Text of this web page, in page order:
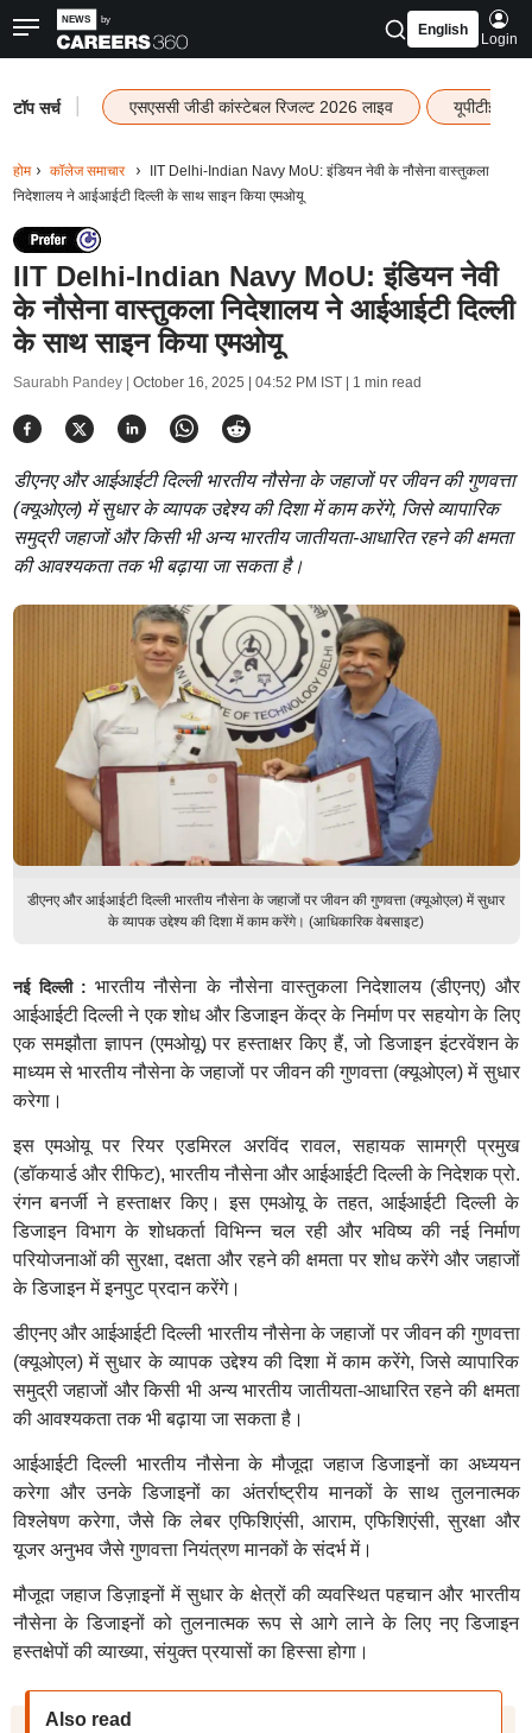
English
Login
टॉप सर्च एसएससी जीडी कांस्टेबल रिजल्ट 2026 लाइव यूपीटीईटी
होम कॉलेज समाचार
IIT Delhi-Indian Navy MoU: इंडियन नेवी के नौसेना वास्तुकला
निदेशालय ने आईआईटी दिल्ली के साथ साइन किया एमओयू
IIT Delhi-Indian Navy MoU: इंडियन नेवी
के नौसेना वास्तुकला निदेशालय ने आईआईटी दिल्ली
के साथ साइन किया एमओयू
Saurabh Pandey | October 16, 2025 | 04:52 PM IST| 1 min read
डीएनए और आईआईटी दिल्ली भारतीय नौसेना के जहाजों पर जीवन की गुणवत्ता
(क्यूओएल) में सुधार के व्यापक उद्देश्य की दिशा में काम करेंगे, जिसे व्यापारिक
समुद्री जहाजों और किसी भी अन्य भारतीय जातीयता-आधारित रहने की क्षमता
की आवश्यकता तक भी बढ़ाया जा सकता है।
डीएनए और आईआईटी दिल्ली भारतीय नौसेना के जहाजों पर जीवन की गुणवत्ता (क्यूओएल) में सुधार
के व्यापक उद्देश्य की दिशा में काम करेंगे। (आधिकारिक वेबसाइट)
नई दिल्ली :भारतीय नौसेना के नौसेना वास्तुकला निदेशालय (डीएनए) और
आईआईटी दिल्ली ने एक शोध और डिजाइन केंद्र के निर्माण पर सहयोग के लिए
एक समझौता ज्ञापन (एमओयू) पर हस्ताक्षर किए हैं, जो डिजाइन इंटरवेंशन के
माध्यम से भारतीय नौसेना के जहाजों पर जीवन की गुणवत्ता (क्यूओएल) में सुधार
करेगा।
इस एमओयू पर रियर एडमिरल अरविंद रावल, सहायक सामग्री प्रमुख
(डॉकयार्ड और रीफिट), भारतीय नौसेना और आईआईटी दिल्ली के निदेशक प्रो.
रंगन बनर्जी ने हस्ताक्षर किए। इस एमओयू के तहत, आईआईटी दिल्ली के
डिजाइन विभाग के शोधकर्ता विभिन्न चल रही और भविष्य की नई निर्माण
परियोजनाओं की सुरक्षा, दक्षता और रहने की क्षमता पर शोध करेंगे और जहाजों
के डिजाइन में इनपुट प्रदान करेंगे।
डीएनए और आईआईटी दिल्ली भारतीय नौसेना के जहाजों पर जीवन की गुणवत्ता
(क्यूओएल) में सुधार के व्यापक उद्देश्य की दिशा में काम करेंगे, जिसे व्यापारिक
समुद्री जहाजों और किसी भी अन्य भारतीय जातीयता-आधारित रहने की क्षमता
की आवश्यकता तक भी बढ़ाया जा सकता है।
आईआईटी दिल्ली भारतीय नौसेना के मौजूदा जहाज डिजाइनों का अध्ययन
करेगा और उनके डिजाइनों का अंतर्राष्ट्रीय मानकों के साथ तुलनात्मक
विश्लेषण करेगा, जैसे कि लेबर एफिशिएंसी, आराम, एफिशिएंसी, सुरक्षा और
यूजर अनुभव जैसे गुणवत्ता नियंत्रण मानकों के संदर्भ में।
मौजूदा जहाज डिज़ाइनों में सुधार के क्षेत्रों की व्यवस्थित पहचान और भारतीय
नौसेना के डिजाइनों को तुलनात्मक रूप से आगे लाने के लिए नए डिजाइन
हस्तक्षेपों की व्याख्या, संयुक्त प्रयासों का हिस्सा होगा।
Also read